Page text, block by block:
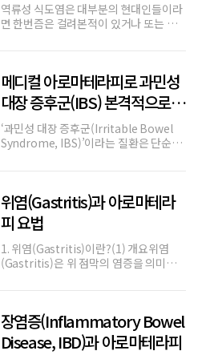
역류성 식도염은 대부분의 현대인들이라
면 한번즘은 걸려본적이 있거나 또는 아
삶의 질을 떨어뜨리는 불현한 질병이다.
이번 내용은 역류성 식도염에 대한 메디
컬
메디컬 아로마테라피로 과민성
대장 증후군(IBS) 본격적으로
증상 개선하기
‘과민성 대장 증후군(Irritable Bowel
Syndrome, IBS)’이라는 질환은 단순한
기존의 약물치료 외에도 정서적 안정과
위장관 운동 조절에
위염(Gastritis)과 아로마테라
피 요법
1. 위염(Gastritis)이란?(1) 개요위염
(Gastritis)은 위 점막의 염증을 의미하
제) 등이 주요 원인이다. 만성 위염(
장염증(Inflammatory Bowel
Disease, IBD)과 아로마테라피